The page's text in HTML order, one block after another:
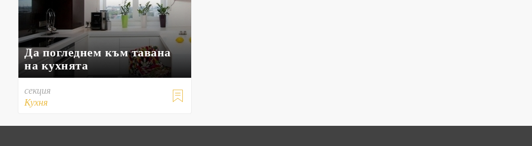
Да погледнем към тавана
на кухнята

секция
Кухня